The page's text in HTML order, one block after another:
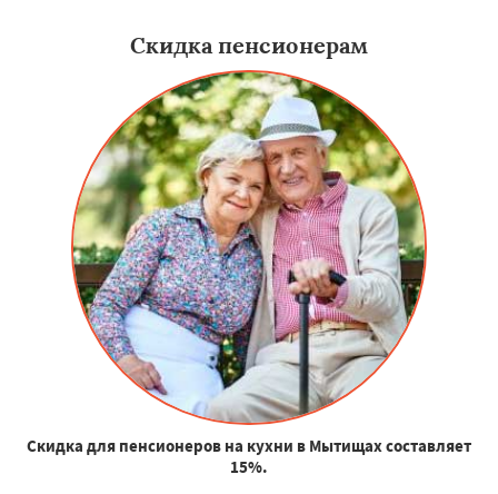
Скидка пенсионерам
Скидка для пенсионеров на кухни в Мытищах составляет
15%.